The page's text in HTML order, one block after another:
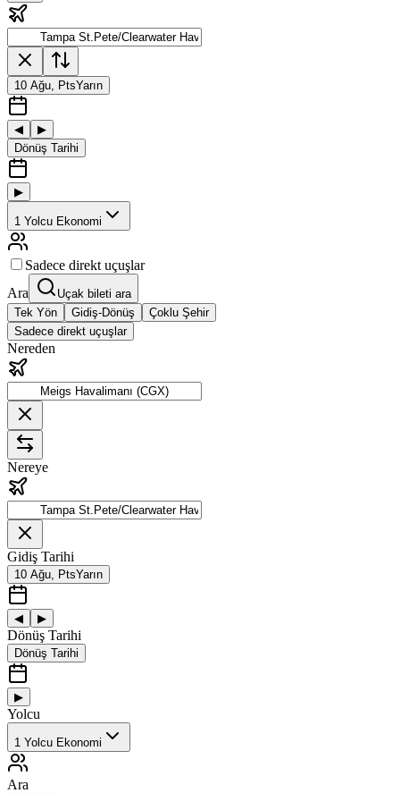
10 Ağu, PtsYarın
◀
▶
Dönüş Tarihi
▶
1 Yolcu Ekonomi
Sadece direkt uçuşlar
Ara
Uçak bileti ara
Tek Yön
Gidiş-Dönüş
Çoklu Şehir
Sadece direkt uçuşlar
Nereden
Nereye
Gidiş Tarihi
10 Ağu, PtsYarın
◀ ▶
Dönüş Tarihi
Dönüş Tarihi
▶
Yolcu
1 Yolcu Ekonomi
Ara